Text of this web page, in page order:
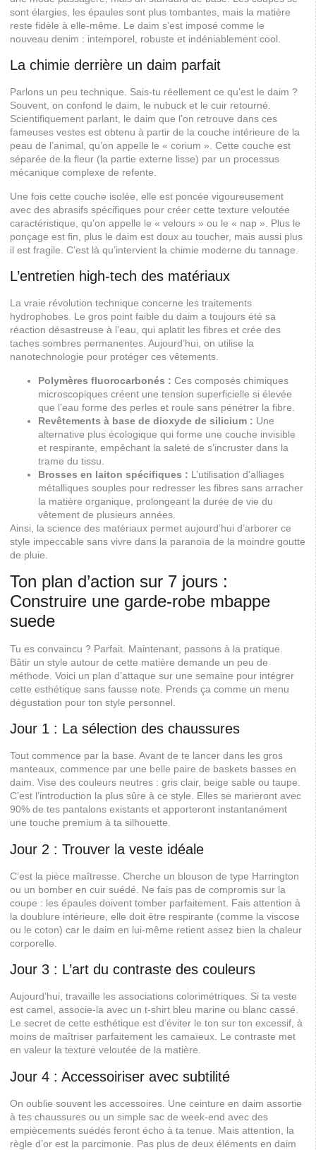
sont élargies, les épaules sont plus tombantes, mais la matière
reste fidèle à elle-même. Le daim s’est imposé comme le
nouveau denim : intemporel, robuste et indéniablement cool.
La chimie derrière un daim parfait
Parlons un peu technique. Sais-tu réellement ce qu’est le daim ?
Souvent, on confond le daim, le nubuck et le cuir retourné.
Scientifiquement parlant, le daim que l’on retrouve dans ces
fameuses vestes est obtenu à partir de la couche intérieure de la
peau de l’animal, qu’on appelle le « corium ». Cette couche est
séparée de la fleur (la partie externe lisse) par un processus
mécanique complexe de refente.
Une fois cette couche isolée, elle est poncée vigoureusement
avec des abrasifs spécifiques pour créer cette texture veloutée
caractéristique, qu’on appelle le « velours » ou le « nap ». Plus le
ponçage est fin, plus le daim est doux au toucher, mais aussi plus
il est fragile. C’est là qu’intervient la chimie moderne du tannage.
L’entretien high-tech des matériaux
La vraie révolution technique concerne les traitements
hydrophobes. Le gros point faible du daim a toujours été sa
réaction désastreuse à l’eau, qui aplatit les fibres et crée des
taches sombres permanentes. Aujourd’hui, on utilise la
nanotechnologie pour protéger ces vêtements.
Polymères fluorocarbonés : Ces composés chimiques
microscopiques créent une tension superficielle si élevée
que l’eau forme des perles et roule sans pénétrer la fibre.
Revêtements à base de dioxyde de silicium : Une
alternative plus écologique qui forme une couche invisible
et respirante, empêchant la saleté de s’incruster dans la
trame du tissu.
Brosses en laiton spécifiques : L’utilisation d’alliages
métalliques souples pour redresser les fibres sans arracher
la matière organique, prolongeant la durée de vie du
vêtement de plusieurs années.
Ainsi, la science des matériaux permet aujourd’hui d’arborer ce
style impeccable sans vivre dans la paranoïa de la moindre goutte
de pluie.
Ton plan d’action sur 7 jours :
Construire une garde-robe mbappe
suede
Tu es convaincu ? Parfait. Maintenant, passons à la pratique.
Bâtir un style autour de cette matière demande un peu de
méthode. Voici un plan d’attaque sur une semaine pour intégrer
cette esthétique sans fausse note. Prends ça comme un menu
dégustation pour ton style personnel.
Jour 1 : La sélection des chaussures
Tout commence par la base. Avant de te lancer dans les gros
manteaux, commence par une belle paire de baskets basses en
daim. Vise des couleurs neutres : gris clair, beige sable ou taupe.
C’est l’introduction la plus sûre à ce style. Elles se marieront avec
90% de tes pantalons existants et apporteront instantanément
une touche premium à ta silhouette.
Jour 2 : Trouver la veste idéale
C’est la pièce maîtresse. Cherche un blouson de type Harrington
ou un bomber en cuir suédé. Ne fais pas de compromis sur la
coupe : les épaules doivent tomber parfaitement. Fais attention à
la doublure intérieure, elle doit être respirante (comme la viscose
ou le coton) car le daim en lui-même retient assez bien la chaleur
corporelle.
Jour 3 : L’art du contraste des couleurs
Aujourd’hui, travaille les associations colorimétriques. Si ta veste
est camel, associe-la avec un t-shirt bleu marine ou blanc cassé.
Le secret de cette esthétique est d’éviter le ton sur ton excessif, à
moins de maîtriser parfaitement les camaïeux. Le contraste met
en valeur la texture veloutée de la matière.
Jour 4 : Accessoiriser avec subtilité
On oublie souvent les accessoires. Une ceinture en daim assortie
à tes chaussures ou un simple sac de week-end avec des
empiècements suédés feront écho à ta tenue. Mais attention, la
règle d’or est la parcimonie. Pas plus de deux éléments en daim